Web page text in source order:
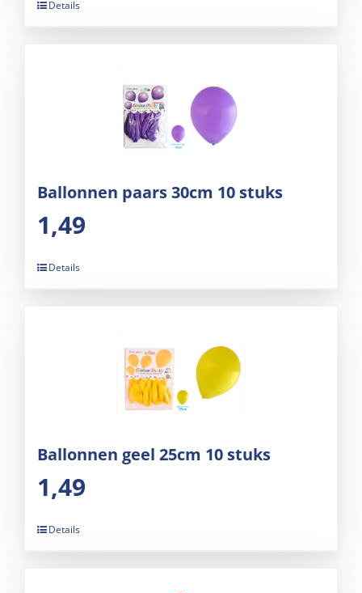
Details
Ballonnen paars 30cm 10 stuks
1,49
Details
Ballonnen geel 25cm 10 stuks
1,49
Details